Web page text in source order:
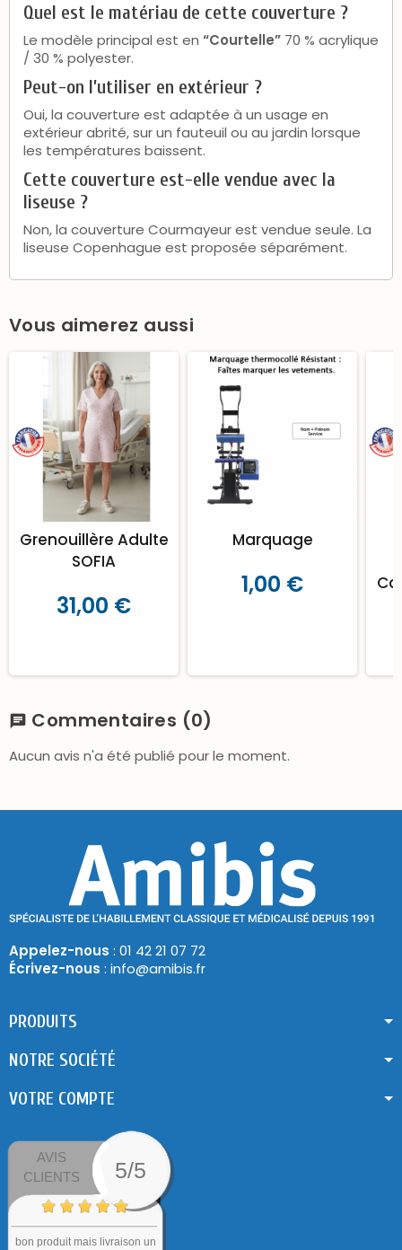
Quel est le matériau de cette couverture ?
Le modèle principal est en “Courtelle” 70 % acrylique
/ 30 % polyester.
Peut-on l’utiliser en extérieur ?
Oui, la couverture est adaptée à un usage en
extérieur abrité, sur un fauteuil ou au jardin lorsque
les températures baissent.
Cette couverture est-elle vendue avec la
liseuse ?
Non, la couverture Courmayeur est vendue seule. La
liseuse Copenhague est proposée séparément.
Vous aimerez aussi
Grenouillère Adulte
SOFIA
31,00 €
Marquage
1,00 €
chat Commentaires (0)
Aucun avis n'a été publié pour le moment.
Appelez-nous : 01 42 21 07 72
Écrivez-nous : info@amibis.fr
PRODUITS
NOTRE SOCIÉTÉ
VOTRE COMPTE
AVIS
CLIENTS
5/5
bon produit mais livraison un